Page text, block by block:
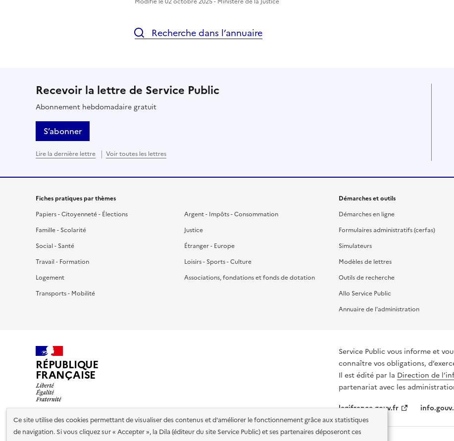
Ce site utilise des cookies permettant de visualiser des contenus et d'améliorer le fonctionnement grâce aux statistiques
de navigation. Si vous cliquez sur « Accepter », la Dila (éditeur du site Service Public) et ses partenaires déposeront ces
Recherche dans l’annuaire
Recevoir la lettre de Service Public
Abonnement hebdomadaire gratuit
S’abonner
Lire la dernière lettre Voir toutes les lettres
Fiches pratiques par thèmes
Papiers - Citoyenneté - Élections
Famille - Scolarité
Social - Santé
Travail - Formation
Logement
Transports - Mobilité
Argent - Impôts - Consommation
Justice
Étranger - Europe
Loisirs - Sports - Culture
Associations, fondations et fonds de dotation
Démarches et outils
Démarches en ligne
Formulaires administratifs (cerfas)
Simulateurs
Modèles de lettres
Outils de recherche
Allo Service Public
Annuaire de l'administration
RÉPUBLIQUE
FRANÇAISE
Service Public vous informe et
connaître vos obligations,
Il est édité par la Direction de
partenariat avec les
legifrance.gouv.fr